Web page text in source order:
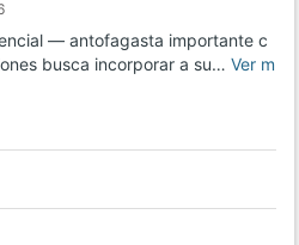
— antofagasta importante c
busca incorporar a su… Ver m